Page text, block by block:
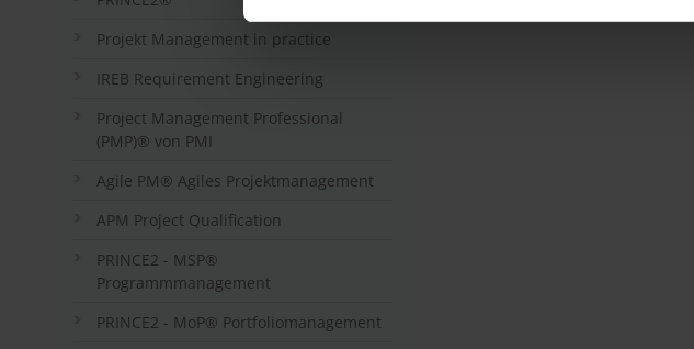
Projekt Management in practice
IREB Requirement Engineering
Project Management Professional
(PMP)® von PMI
Agile PM® Agiles Projektmanagement
APM Project Qualification
PRINCE2 - MSP®
Programmmanagement
PRINCE2 - MoP® Portfoliomanagement